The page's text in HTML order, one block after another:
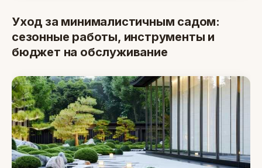
Уход за минималистичным садом:
сезонные работы, инструменты и
бюджет на обслуживание